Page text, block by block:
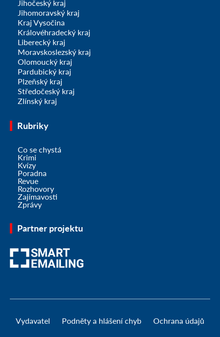
Jihočeský kraj
Jihomoravský kraj
Kraj Vysočina
Královéhradecký kraj
Liberecký kraj
Moravskoslezský kraj
Olomoucký kraj
Pardubický kraj
Plzeňský kraj
Středočeský kraj
Zlínský kraj
Rubriky
Co se chystá
Krimi
Kvízy
Poradna
Revue
Rozhovory
Zajímavosti
Zprávy
Partner projektu
Vydavatel Podněty a hlášení chyb Ochrana údajů